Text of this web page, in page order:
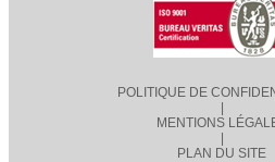
POLITIQUE DE
MENTIONS
PLAN DU SITE